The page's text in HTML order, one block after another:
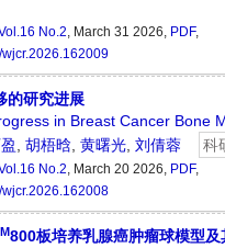
No.2, March 31 2026, PDF,
的研究进展
in Breast Cancer Bone
胡梧晗 黄曙光 刘倩蓉 科
No.2, March 20 2026, PDF,
800板培养乳腺癌肿瘤球模型